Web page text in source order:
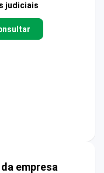
judiciais
empresa